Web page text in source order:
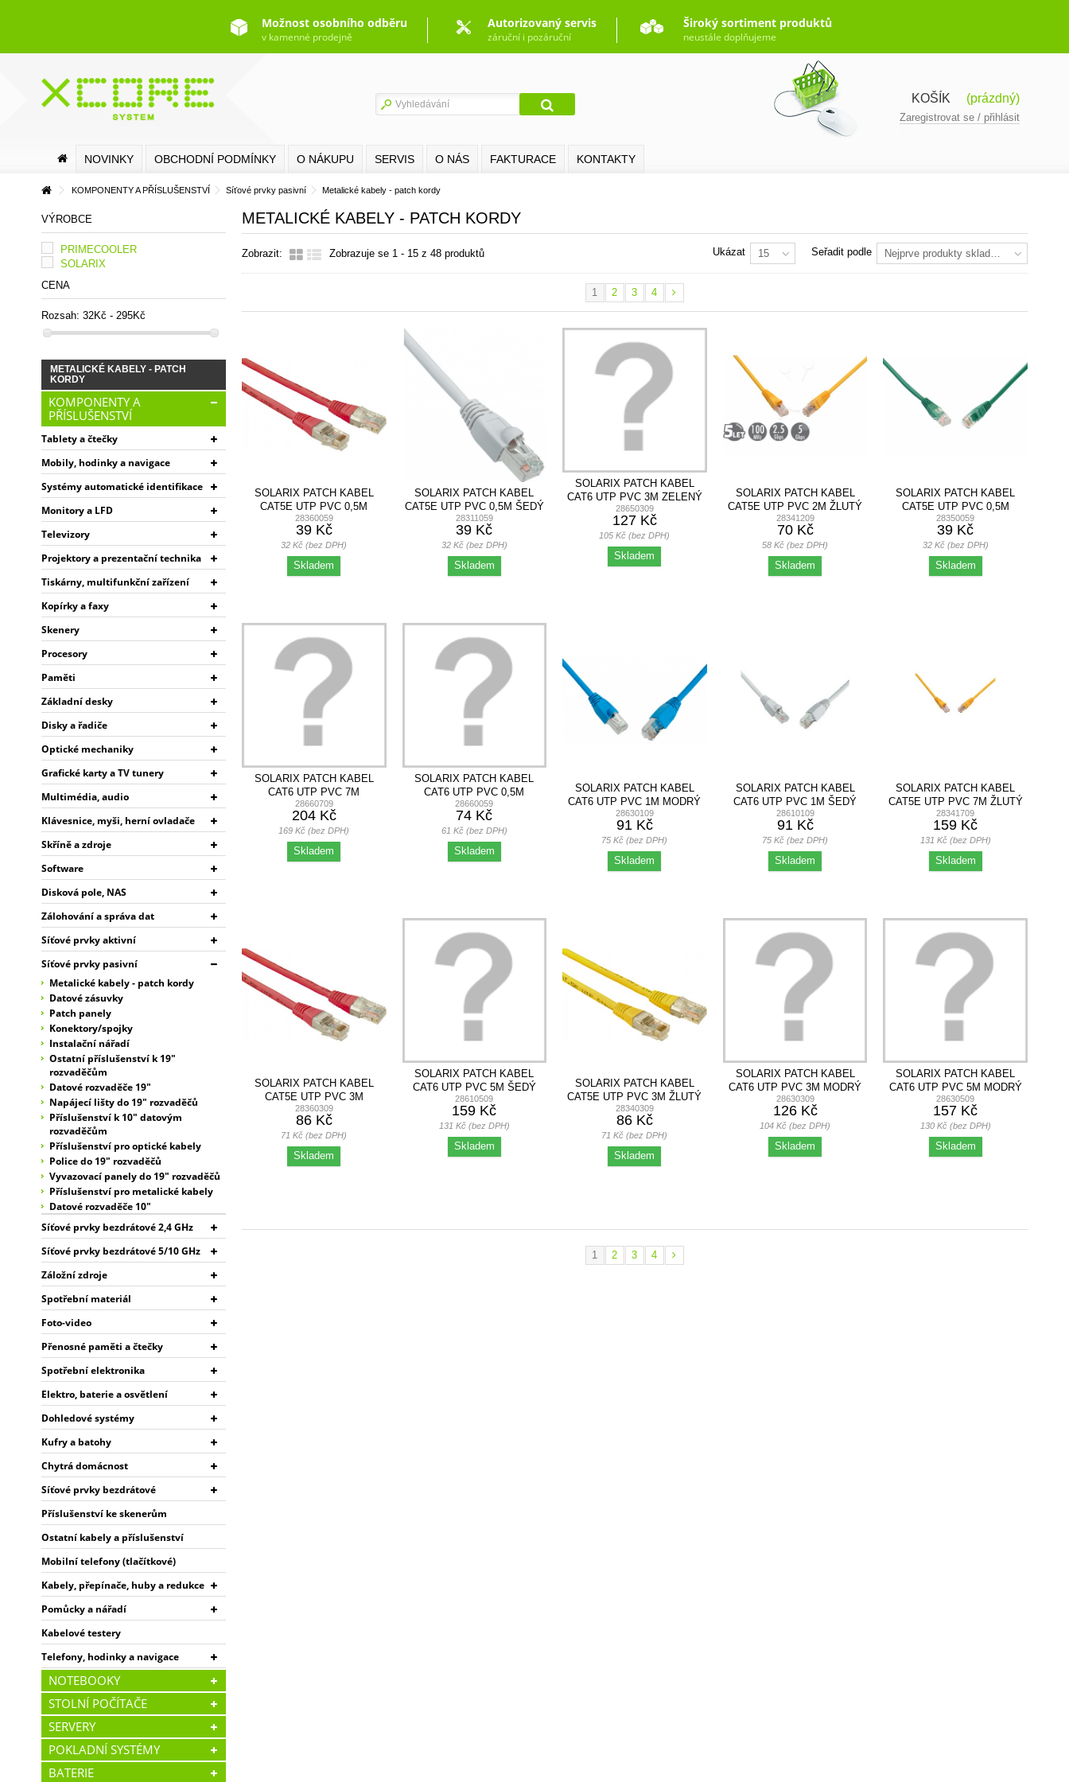
Možnost osobního odběru
v kamenné prodejně
Autorizovaný servis
záruční i pozáruční
Široký sortiment produktů
neustále doplňujeme
KOŠÍK (prázdný)
Zaregistrovat se / přihlásit
NOVINKY OBCHODNÍ PODMÍNKY O NÁKUPU SERVIS O NÁS FAKTURACE KONTAKTY
KOMPONENTY A PŘÍSLUŠENSTVÍ Síťové prvky pasivní Metalické kabely - patch kordy
METALICKÉ KABELY - PATCH KORDY
Zobrazit: Zobrazuje se 1 - 15 z 48 produktů Seřadit podle Nejprve produkty skladem
Ukázat 15
1 2 3 4
SOLARIX PATCH KABEL
CAT5E UTP PVC 0,5M
ČERVENÉ
28360059
39 Kč
32 Kč (bez DPH)
Skladem
SOLARIX PATCH KABEL
CAT5E UTP PVC 0,5M ŠEDÝ
SNAG-PROOF
28311059
39 Kč
32 Kč (bez DPH)
Skladem
SOLARIX PATCH KABEL
CAT6 UTP PVC 3M ZELENÝ
SNAG-PROOF
28650309
127 Kč
105 Kč (bez DPH)
Skladem
SOLARIX PATCH KABEL
CAT5E UTP PVC 2M ŽLUTÝ
28341209
70 Kč
58 Kč (bez DPH)
Skladem
SOLARIX PATCH KABEL
CAT5E UTP PVC 0,5M
ZELENÝ NON-SNAG PROOF
28350059
39 Kč
32 Kč (bez DPH)
Skladem
SOLARIX PATCH KABEL
CAT6 UTP PVC 7M
ČERVENÝ
28660709
204 Kč
169 Kč (bez DPH)
Skladem
SOLARIX PATCH KABEL
CAT6 UTP PVC 0,5M
ČERVENÝ
28660059
74 Kč
61 Kč (bez DPH)
Skladem
SOLARIX PATCH KABEL
CAT6 UTP PVC 1M MODRÝ
SNAG-PROOF
28630109
91 Kč
75 Kč (bez DPH)
Skladem
SOLARIX PATCH KABEL
CAT6 UTP PVC 1M ŠEDÝ
SNAG-PROOF
28610109
91 Kč
75 Kč (bez DPH)
Skladem
SOLARIX PATCH KABEL
CAT5E UTP PVC 7M ŽLUTÝ
28341709
159 Kč
131 Kč (bez DPH)
Skladem
SOLARIX PATCH KABEL
CAT5E UTP PVC 3M
ČERVENÉ
28360309
86 Kč
71 Kč (bez DPH)
Skladem
SOLARIX PATCH KABEL
CAT6 UTP PVC 5M ŠEDÝ
SNAG-PROOF
28610509
159 Kč
131 Kč (bez DPH)
Skladem
SOLARIX PATCH KABEL
CAT5E UTP PVC 3M ŽLUTÝ
28340309
86 Kč
71 Kč (bez DPH)
Skladem
SOLARIX PATCH KABEL
CAT6 UTP PVC 3M MODRÝ
SNAG-PROOF
28630309
126 Kč
104 Kč (bez DPH)
Skladem
SOLARIX PATCH KABEL
CAT6 UTP PVC 5M MODRÝ
SNAG-PROOF
28630509
157 Kč
130 Kč (bez DPH)
Skladem
1 2 3 4
VÝROBCE
PRIMECOOLER
SOLARIX
CENA
Rozsah: 32Kč - 295Kč
METALICKÉ KABELY - PATCH
KORDY
KOMPONENTY A
PŘÍSLUŠENSTVÍ
Tablety a čtečky
Mobily, hodinky a navigace
Systémy automatické identifikace
Monitory a LFD
Televizory
Projektory a prezentační technika
Tiskárny, multifunkční zařízení
Kopírky a faxy
Skenery
Procesory
Paměti
Základní desky
Disky a řadiče
Optické mechaniky
Grafické karty a TV tunery
Multimédia, audio
Klávesnice, myši, herní ovladače
Skříně a zdroje
Software
Disková pole, NAS
Zálohování a správa dat
Síťové prvky aktivní
Síťové prvky pasivní
Metalické kabely - patch kordy
Datové zásuvky
Patch panely
Konektory/spojky
Instalační nářadí
Ostatní příslušenství k 19"
rozvaděčům
Datové rozvaděče 19"
Napájecí lišty do 19" rozvaděčů
Příslušenství k 10" datovým
rozvaděčům
Příslušenství pro optické kabely
Police do 19" rozvaděčů
Vyvazovací panely do 19" rozvaděčů
Příslušenství pro metalické kabely
Datové rozvaděče 10"
Síťové prvky bezdrátové 2,4 GHz
Síťové prvky bezdrátové 5/10 GHz
Záložní zdroje
Spotřební materiál
Foto-video
Přenosné paměti a čtečky
Spotřební elektronika
Elektro, baterie a osvětlení
Dohledové systémy
Kufry a batohy
Chytrá domácnost
Síťové prvky bezdrátové
Příslušenství ke skenerům
Ostatní kabely a příslušenství
Mobilní telefony (tlačítkové)
Kabely, přepínače, huby a redukce
Pomůcky a nářadí
Kabelové testery
Telefony, hodinky a navigace
NOTEBOOKY
STOLNÍ POČÍTAČE
SERVERY
POKLADNÍ SYSTÉMY
BATERIE